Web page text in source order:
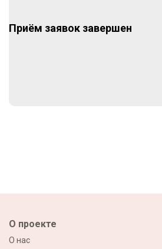
Приём заявок завершен
О проекте
О нас